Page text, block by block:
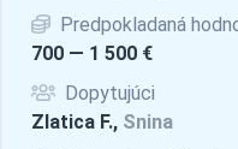
Predpokladaná
700 — 1 500 €
Dopytujúci
Zlatica F., Snina